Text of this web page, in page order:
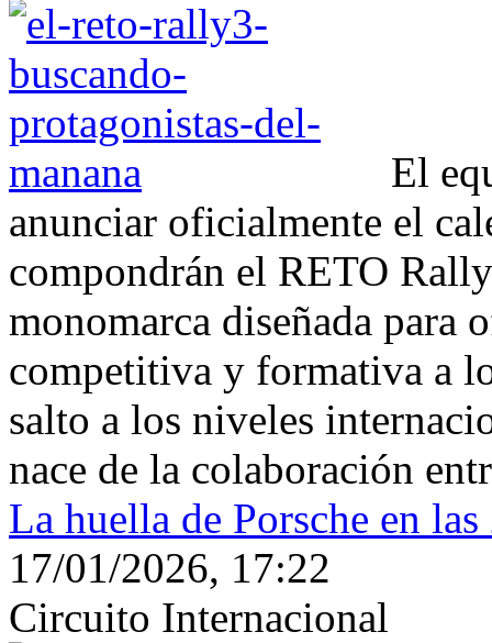
El
anunciar oficialmente el
compondrán el RETO
monomarca diseñada para
competitiva y formativa a
salto a los niveles
nace de la colaboración
La huella de Porsche en
17/01/2026, 17:22
Circuito Internacional